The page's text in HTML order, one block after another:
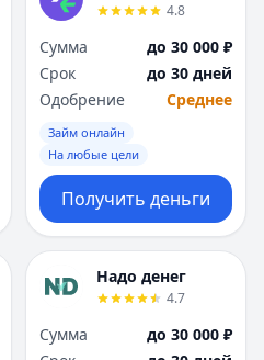
4.8
Сумма
до 30 000 ₽
Срок
до 30 дней
Одобрение
Среднее
Займ онлайн
На любые цели
Получить деньги
Надо денег
4.7
Сумма
до 30 000 ₽